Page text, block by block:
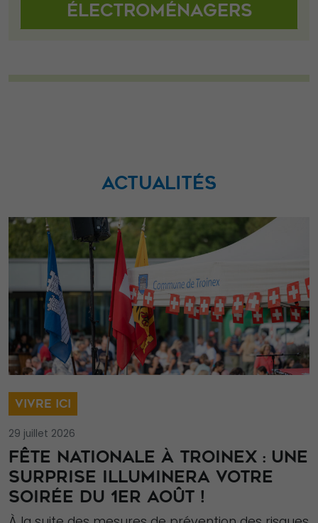
électroménagers
ACTUALITÉS
VIVRE ICI
29 juillet 2026
FÊTE NATIONALE À TROINEX : UNE
SURPRISE ILLUMINERA VOTRE
SOIRÉE DU 1ER AOÛT !